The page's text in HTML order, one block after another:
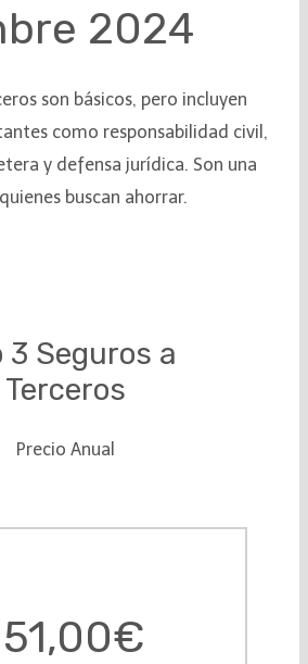
2024
son básicos, pero incluyen
como responsabilidad civil,
y defensa jurídica. Son una
buscan ahorrar.
3 Seguros a
Terceros
Precio Anual